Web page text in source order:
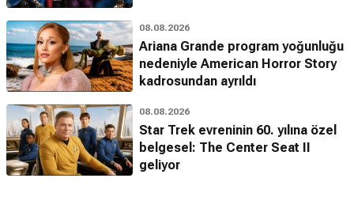
08.08.2026
Ariana Grande program yoğunluğu
nedeniyle American Horror Story
kadrosundan ayrıldı
08.08.2026
Star Trek evreninin 60. yılına özel
belgesel: The Center Seat II
geliyor